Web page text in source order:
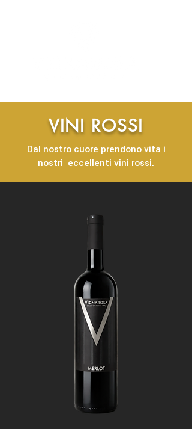
VINI ROSSI
Dal nostro cuore prendono vita i
nostri eccellenti vini rossi.